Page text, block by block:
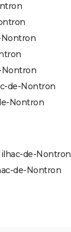
Nontron
Nontron
de-Nontron
Nontron
de-Nontron
de-Nontron